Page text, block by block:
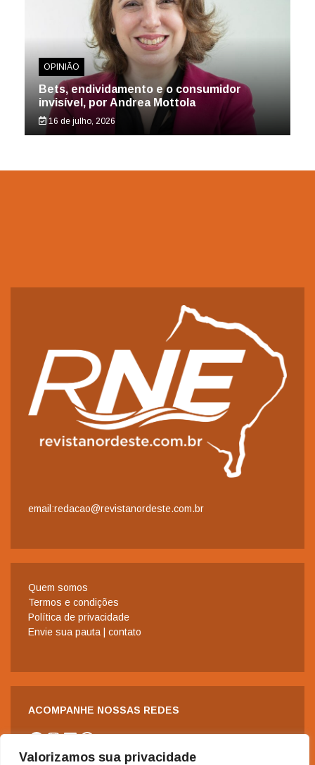
Valorizamos sua privacidade
OPINIÃO
Bets, endividamento e o consumidor
invisível, por Andrea Mottola
16 de julho, 2026
email:redacao@revistanordeste.com.br
Quem somos
Termos e condições
Política de privacidade
Envie sua pauta | contato
ACOMPANHE NOSSAS REDES
Facebook
Instagram
LinkedIn
WhatsApp